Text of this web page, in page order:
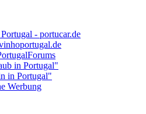
- portucar.de
in Portugal"
in Portugal"
Werbung